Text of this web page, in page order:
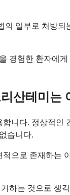
일부로 처방
경험한 환자에
산테미는
니다. 정상적
습니다.
으로 존재하는
하는 것으로 생